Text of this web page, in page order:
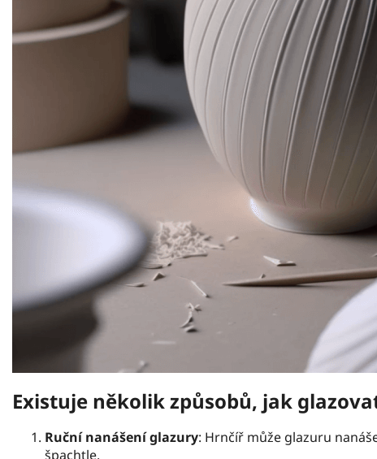
Existuje několik způsobů, jak
Ruční nanášení glazury: Hrnčíř může glazuru
špachtle.